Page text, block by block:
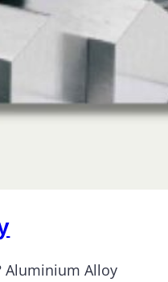
Aluminium Alloy